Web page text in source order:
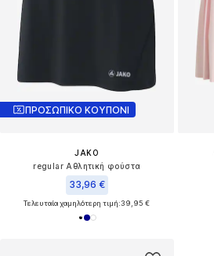
ΠΡΟΣΩΠΙΚΟ ΚΟΥΠΟΝΙ
JAKO
regular Αθλητική φούστα
33,96 €
Τελευταία χαμηλότερη τιμή:39,95 €